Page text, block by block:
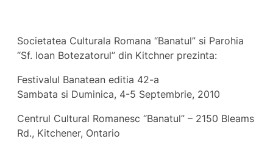
Societatea Culturala Romana “Banatul” si Parohia
“Sf. Ioan Botezatorul” din Kitchner prezinta:
Festivalul Banatean editia 42-a
Sambata si Duminica, 4-5 Septembrie, 2010
Centrul Cultural Romanesc “Banatul” – 2150 Bleams
Rd., Kitchener, Ontario